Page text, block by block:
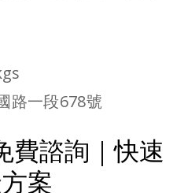
路一段678號